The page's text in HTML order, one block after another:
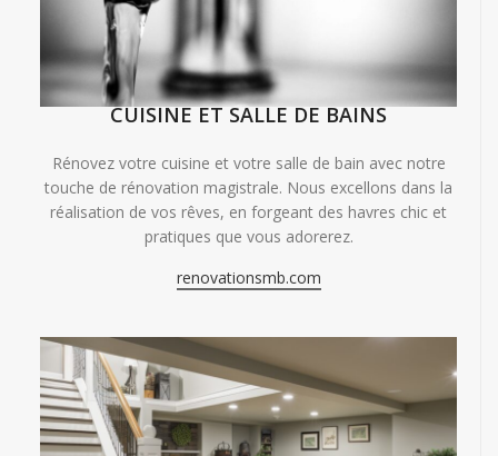
CUISINE ET SALLE DE BAINS
Rénovez votre cuisine et votre salle de bain avec notre
touche de rénovation magistrale. Nous excellons dans la
réalisation de vos rêves, en forgeant des havres chic et
pratiques que vous adorerez.
renovationsmb.com